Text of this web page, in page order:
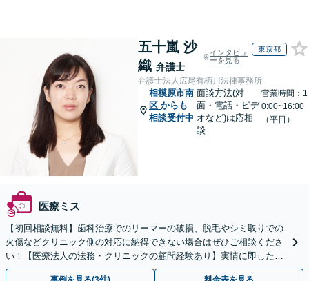
五十嵐 沙
織 弁護士
インタビュ
ーを見る
東京都
弁護士法人広尾有栖川法律事務所
相模原市南
区 からも
相談受付中
面談方法(対
面・電話・ビデ
オなど)は応相
談
営業時間：1
0:00~16:00
（平日）
医療ミス
【初回相談無料】歯科治療でのリーマーの破損、脱毛やシミ取りでの
火傷などクリニック側の対応に納得できない場合はぜひご相談くださ
い！【医療法人の法務・クリニックの顧問経験あり】実情に即したア
ドバイスで、納得のできるトラブルの解決を目指します。